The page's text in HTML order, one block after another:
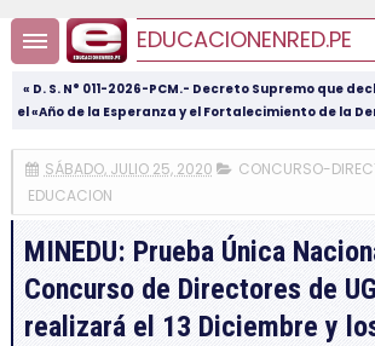
EDUCACIONENRED.PE
« D. S. N° 011-2026-PCM.- Decreto Supremo que
el «Año de la Esperanza y el Fortalecimiento de la
SÁBADO, JULIO 25, 2020 CONCURSO-
EDUCACION
MINEDU: Prueba Única
Concurso de Directores de
realizará el 13 Diciembre y